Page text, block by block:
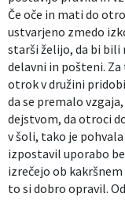
Če oče in mati do
ustvarjeno zmedo
starši želijo, da bi
delavni in pošteni.
otrok v družini
da se premalo
dejstvom, da otroci
v šoli, tako je
izpostavil uporabo
izrečejo ob
to si dobro opravil.